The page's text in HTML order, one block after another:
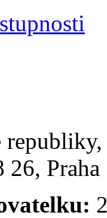
26,